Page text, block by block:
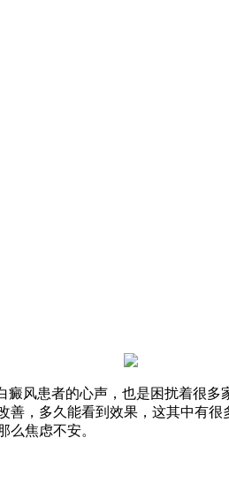
风患者的心声，也是困扰着很
，多久能看到效果，这其中有
么焦虑不安。